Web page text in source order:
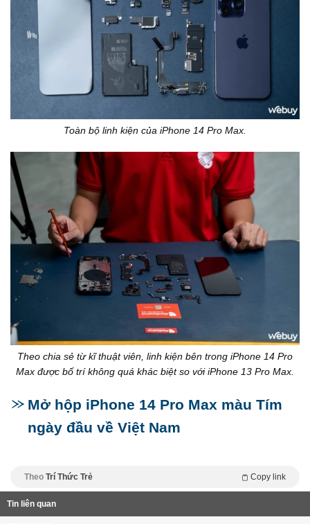
Toàn bộ linh kiện của iPhone 14 Pro Max.
Theo chia sẻ từ kĩ thuật viên, linh kiện bên trong iPhone 14 Pro
Max được bố trí không quá khác biệt so với iPhone 13 Pro Max.
Mở hộp iPhone 14 Pro Max màu Tím
ngày đầu về Việt Nam
Theo Trí Thức Trẻ Copy link
Tin liên quan